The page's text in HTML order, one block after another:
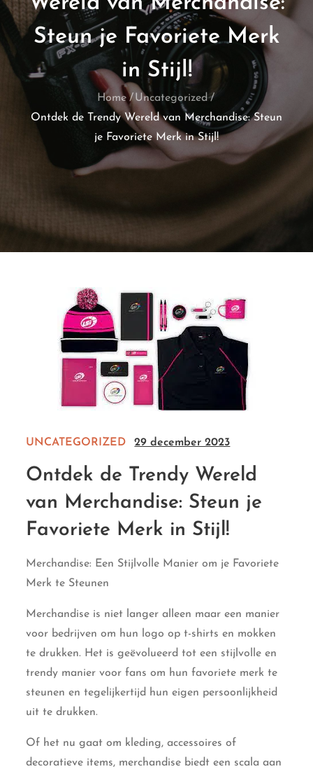
Steun je Favoriete Merk
in Stijl!
Home
Uncategorized
Ontdek de Trendy Wereld van Merchandise: Steun
je Favoriete Merk in Stijl!
UNCATEGORIZED 29 december 2023
Ontdek de Trendy Wereld
van Merchandise: Steun je
Favoriete Merk in Stijl!
Merchandise: Een Stijlvolle Manier om je Favoriete
Merk te Steunen
Merchandise is niet langer alleen maar een manier
voor bedrijven om hun logo op t-shirts en mokken
te drukken. Het is geëvolueerd tot een stijlvolle en
trendy manier voor fans om hun favoriete merk te
steunen en tegelijkertijd hun eigen persoonlijkheid
uit te drukken.
Of het nu gaat om kleding, accessoires of
decoratieve items, merchandise biedt een scala aan